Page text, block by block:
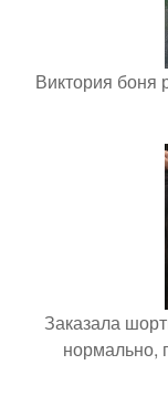
Виктория боня
Заказала
нормально,